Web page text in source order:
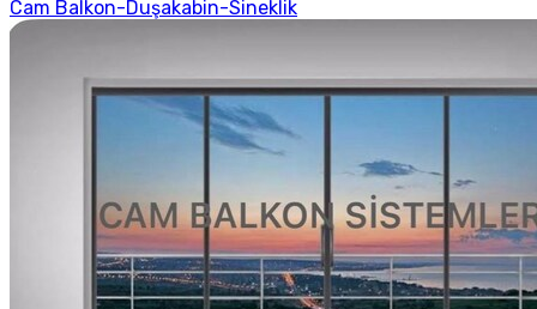
Cam Balkon-Duşakabin-Sineklik